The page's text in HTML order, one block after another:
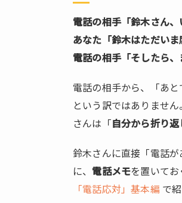
ま
と正
直な
を伝
えて
しま
た。
1.6.
本人
に確
電話の相手「鈴木さん、
あなた「鈴木はただいま
電話の相手「そしたら、
電話の相手から、「あ
という訳ではありませ
さんは「 自分から折り
鈴木さんに直接「電話
に、 電話メモを置いてお
「電話応対」基本編 で